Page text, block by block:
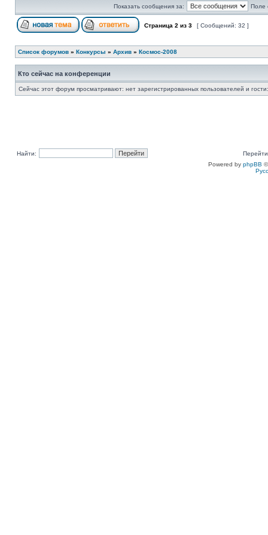
Показать сообщения за: Поле
Страница 2 из 3 [ Сообщений: 32 ]
Список форумов » Конкурсы » Архив » Космос-2008
Кто сейчас на конференции
Сейчас этот форум просматривают: нет зарегистрированных пользователей и
Найти:
Powered by phpBB